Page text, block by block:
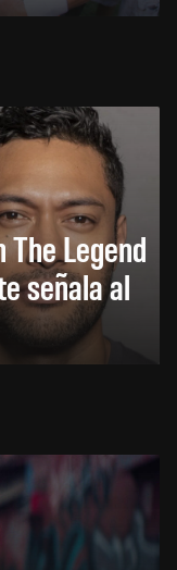
The Legend
señala al